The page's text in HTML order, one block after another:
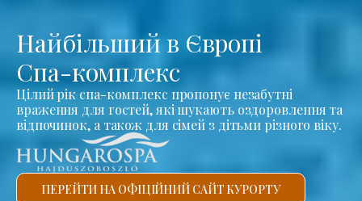
Найбільший в Європі
Спа-комплекс
Цілий рік спа-комплекс пропонує незабутні
враження для гостей, які шукають оздоровлення та
відпочинок, а також для сімей з дітьми різного віку.
ПЕРЕЙТИ НА ОФІЦІЙНИЙ САЙТ КУРОРТУ